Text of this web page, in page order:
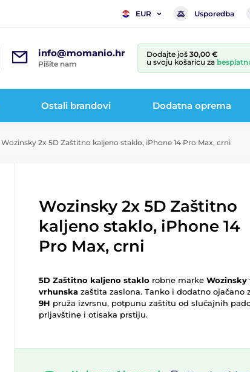
EUR Usporedba
info@momanio.hr
Pišite nam
Dodajte još 30,00 €
u svoju košaricu za
Ostali brandovi Dodatna oprema
Wozinsky 2x 5D Zaštitno kaljeno staklo, iPhone 14 Pro Max, crni
Wozinsky 2x 5D Zaštitno
kaljeno staklo, iPhone 14
Pro Max, crni
5D Zaštitno kaljeno staklo robne marke Wozinsky
vrhunska zaštita zaslona. Tanko i dodatno ojačano
9H pruža izvrsnu, potpunu zaštitu od slučajnih
prljavštine i otisaka prstiju.